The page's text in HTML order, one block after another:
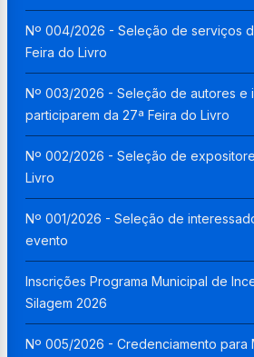
Nº 004/2026 - Seleção de serviços
Feira do Livro
Nº 003/2026 - Seleção de autores e
participarem da 27ª Feira do Livro
Nº 002/2026 - Seleção de
Livro
Nº 001/2026 - Seleção de
evento
Inscrições Programa Municipal de
Silagem 2026
Nº 005/2026 - Credenciamento para